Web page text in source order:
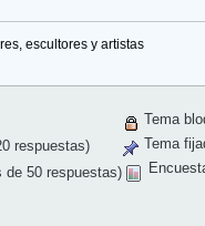
escultores y artistas
respuestas)
de 50 respuestas)
Tema
Tema